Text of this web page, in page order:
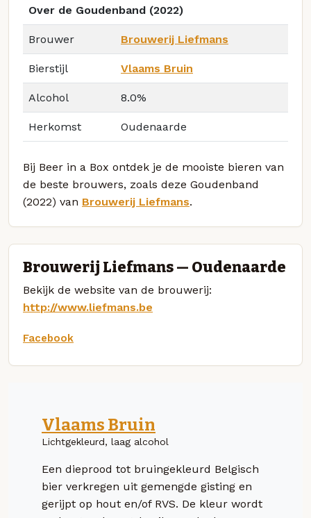
Over de Goudenband (2022)
Brouwer Brouwerij Liefmans
Bierstijl Vlaams Bruin
Alcohol 8.0%
Herkomst Oudenaarde
Bij Beer in a Box ontdek je de mooiste bieren van
de beste brouwers, zoals deze Goudenband
(2022) van Brouwerij Liefmans.
Brouwerij Liefmans — Oudenaarde
Bekijk de website van de brouwerij:
http://www.liefmans.be
Facebook
Vlaams Bruin
Lichtgekleurd, laag alcohol
Een dieprood tot bruingekleurd Belgisch
bier verkregen uit gemengde gisting en
gerijpt op hout en/of RVS. De kleur wordt